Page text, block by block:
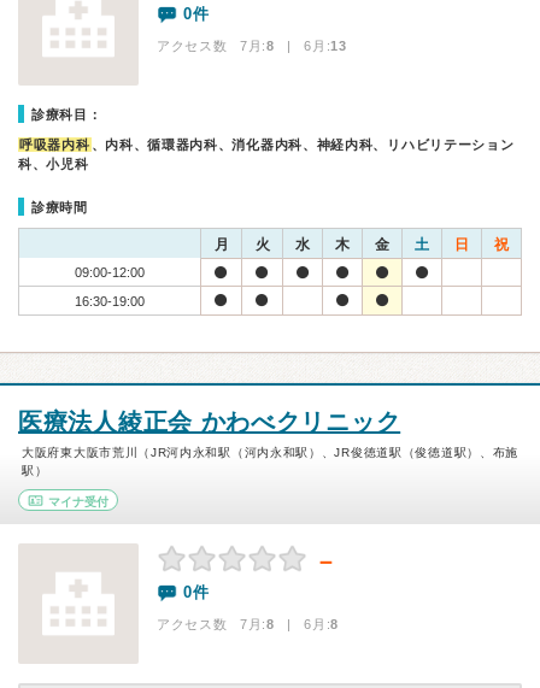
0件
アクセス数 7月:8 | 6月:13
診療科目：
呼吸器内科 、内科、循環器内科、消化器内科、神経内科、リハビリテーション
科、小児科
診療時間
月 火 水 木 金 土 日 祝
09:00-12:00
16:30-19:00
医療法人綾正会 かわべクリニック
大阪府東大阪市荒川（JR河内永和駅（河内永和駅）、JR俊徳道駅（俊徳道駅）、布施
駅）
マイナ受付
－
0件
アクセス数 7月:8 | 6月:8